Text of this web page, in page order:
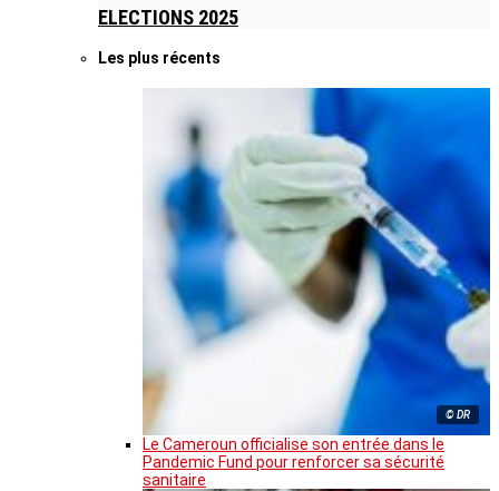
ELECTIONS 2025
Les plus récents
© DR
Le Cameroun officialise son entrée dans le
Pandemic Fund pour renforcer sa sécurité
sanitaire